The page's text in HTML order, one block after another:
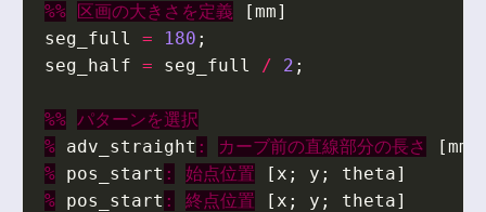
%% 区画の大きさを定義 [mm]
seg_full
= 180 ;
seg_half = seg_full / 2 ;
%% パターンを選択
% adv_straight : カーブ前の直線部分の長さ [mm
% pos_start : 始点位置 [ x ; y ; theta]
% pos_start : 終点位置 [ x ; y ; theta]